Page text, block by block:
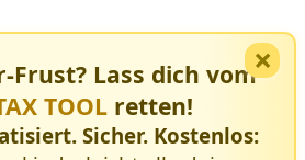
Frust? Lass dich vom
TOOL retten!
Sicher. Kostenlos:
×